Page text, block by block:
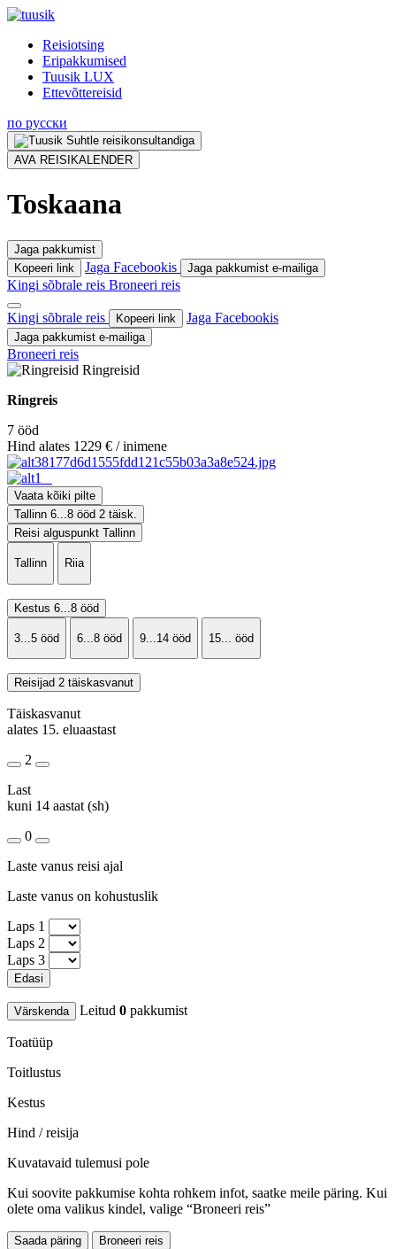
Reisiotsing
Eripakkumised
Tuusik LUX
Ettevõttereisid
по русски
Suhtle reisikonsultandiga
AVA REISIKALENDER
Toskaana
Jaga pakkumist
Kopeeri link
Jaga Facebookis Jaga pakkumist e-mailiga
Kingi sõbrale reis Broneeri reis
Kingi sõbrale reis Kopeeri link Jaga Facebookis
Jaga pakkumist e-mailiga
Broneeri reis
Ringreisid
Ringreis
7 ööd
Hind alates 1229 € / inimene
Vaata kõiki pilte
Tallinn 6...8 ööd 2 täisk.
Reisi alguspunkt Tallinn
Tallinn Riia
Kestus 6...8 ööd
3...5 ööd 6...8 ööd 9...14 ööd 15... ööd
Reisijad 2 täiskasvanut
Täiskasvanut
alates 15. eluaastast
2
Last
kuni 14 aastat (sh)
0
Laste vanus reisi ajal
Laste vanus on kohustuslik
Laps 1
Laps 2
Laps 3
Edasi
Värskenda Leitud 0 pakkumist
Toatüüp
Toitlustus
Kestus
Hind / reisija
Kuvatavaid tulemusi pole
Kui soovite pakkumise kohta rohkem infot, saatke meile päring. Kui
olete oma valikus kindel, valige “Broneeri reis”
Saada päring Broneeri reis